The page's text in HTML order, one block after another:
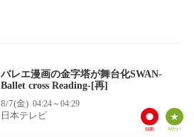
バレエ漫画の金字塔が舞台化SWAN-
Ballet cross Reading-[再]
8/7(金) 04:24～04:29
日本テレビ